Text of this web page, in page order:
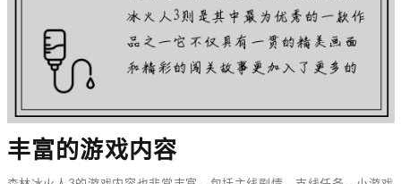
丰富的游戏内容